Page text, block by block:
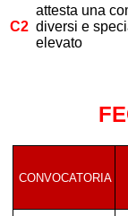
C2
attesta una
diversi e
elevato
CONVOCATORIA